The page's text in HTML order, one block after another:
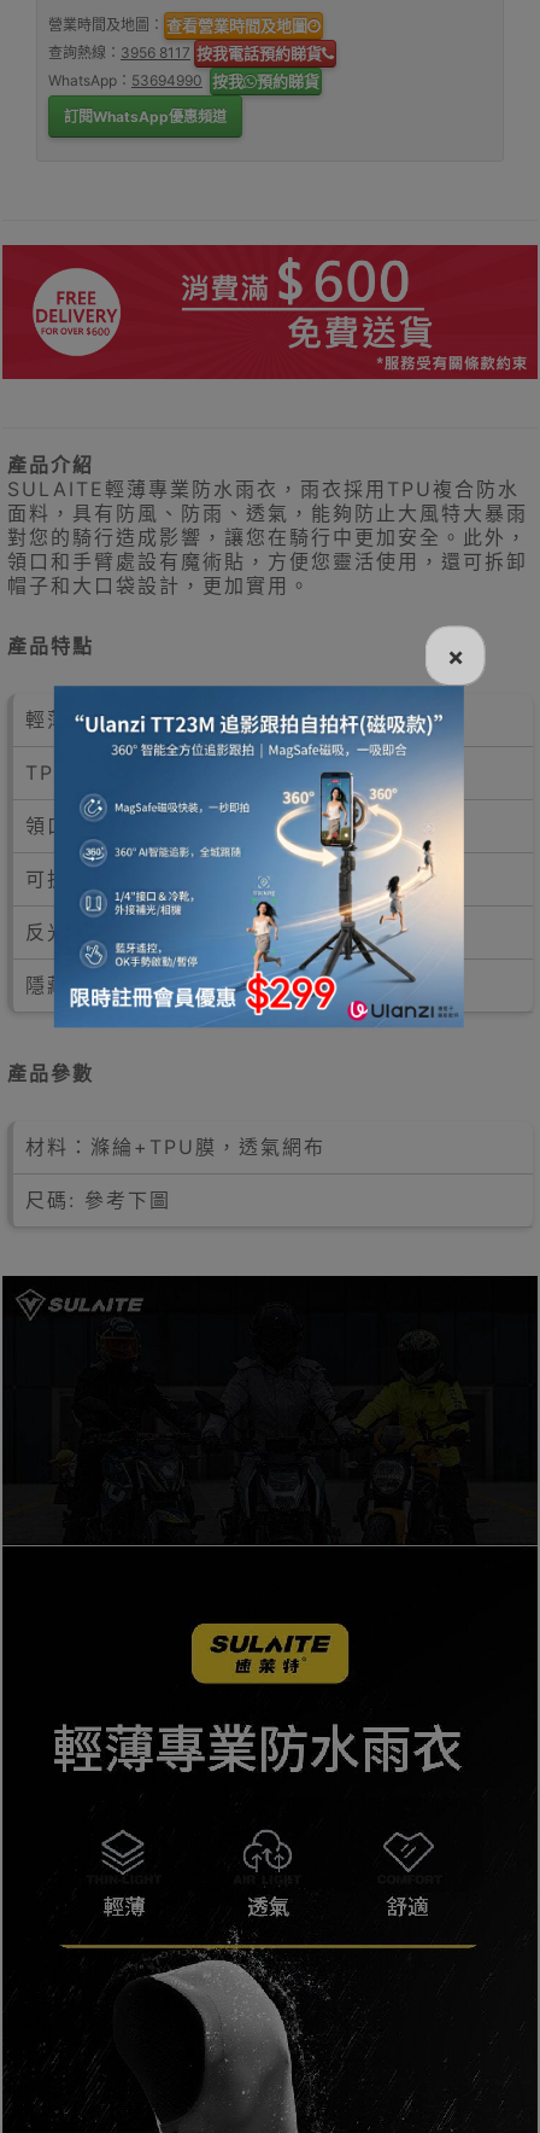
營業時間及地圖： 查看營業時間及地圖
查詢熱線： 3956 8117 按我電話預約睇貨
WhatsApp： 53694990 按我 預約睇貨
訂閱WhatsApp優惠頻道
產品介紹
SULAITE輕薄專業防水雨衣，雨衣採用TPU複合防水
面料，具有防風、防雨、透氣，能夠防止大風特大暴雨
對您的騎行造成影響，讓您在騎行中更加安全。此外，
領口和手臂處設有魔術貼，方便您靈活使用，還可拆卸
帽子和大口袋設計，更加實用。
產品特點
輕薄、透氣、舒適
TPU複合防水面料
領口魔術貼、手臂魔術貼
可拆卸帽子、大口袋設計
反光LOGO、三層門襟防水
隱藏式鞋套
產品參數
材料：滌綸+TPU膜，透氣網布
尺碼: 參考下圖
×